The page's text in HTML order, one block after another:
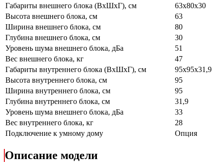
Габариты внешнего блока (ВхШхГ), см
63х80х30
Высота внешнего блока, см
63
Ширина внешнего блока, см
80
Глубина внешнего блока, см
30
Уровень шума внешнего блока, дБа
51
Вес внешнего блока, кг
47
Габариты внутреннего блока (ВхШхГ), см
95х95х31,9
Высота внутреннего блока, см
95
Ширина внутреннего блока, см
95
Глубина внутреннего блока, см
31,9
Уровень шума внешнего блока, дБа
33
Вес внутреннего блока, кг
28
Подключение к умному дому
Опция
Описание модели